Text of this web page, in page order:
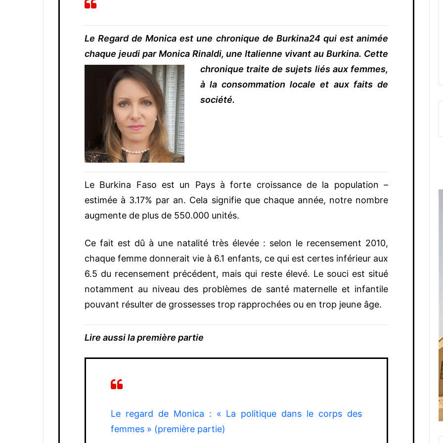
Le Regard de Monica est une chronique de Burkina24 qui est animée
chaque jeudi par Monica Rinaldi, une Italienne vivant au Burkina. Cette
chronique traite de sujets liés aux femmes,
à la consommation locale et aux faits de
société.
Le Burkina Faso est un Pays à forte croissance de la population –
estimée à 3.17% par an. Cela signifie que chaque année, notre nombre
augmente de plus de 550.000 unités.
Ce fait est dû à une natalité très élevée : selon le recensement 2010,
chaque femme donnerait vie à 6.1 enfants, ce qui est certes inférieur aux
6.5 du recensement précédent, mais qui reste élevé. Le souci est situé
notamment au niveau des problèmes de santé maternelle et infantile
pouvant résulter de grossesses trop rapprochées ou en trop jeune âge.
Lire aussi la première partie
Le regard de Monica : « La politique dans le corps des
femmes » (première partie)